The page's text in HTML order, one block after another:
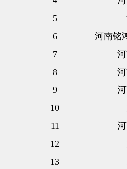
5
6
河南铭
7
8
9
10
11
12
13